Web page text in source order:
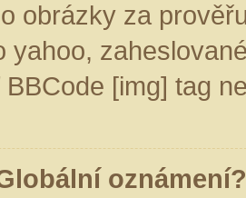
obrázky za
yahoo,
[img] tag
oznámení?